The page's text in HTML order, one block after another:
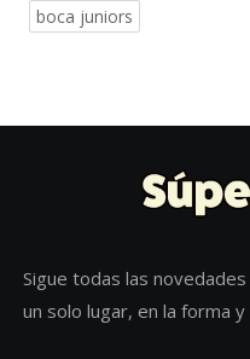
boca juniors
Sigue todas las
un solo lugar, en la forma